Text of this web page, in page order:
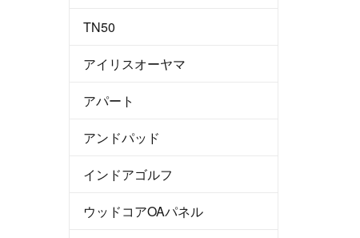
TN50
アイリスオーヤマ
アパート
アンドパッド
インドアゴルフ
ウッドコアOAパネル